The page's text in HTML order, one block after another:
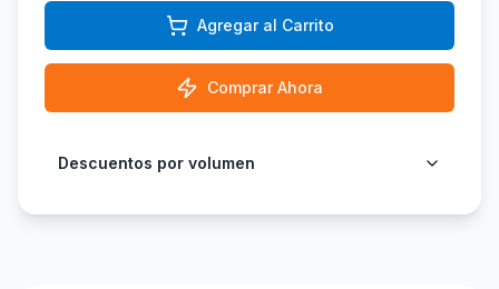
Agregar al Carrito
Comprar Ahora
Descuentos por volumen